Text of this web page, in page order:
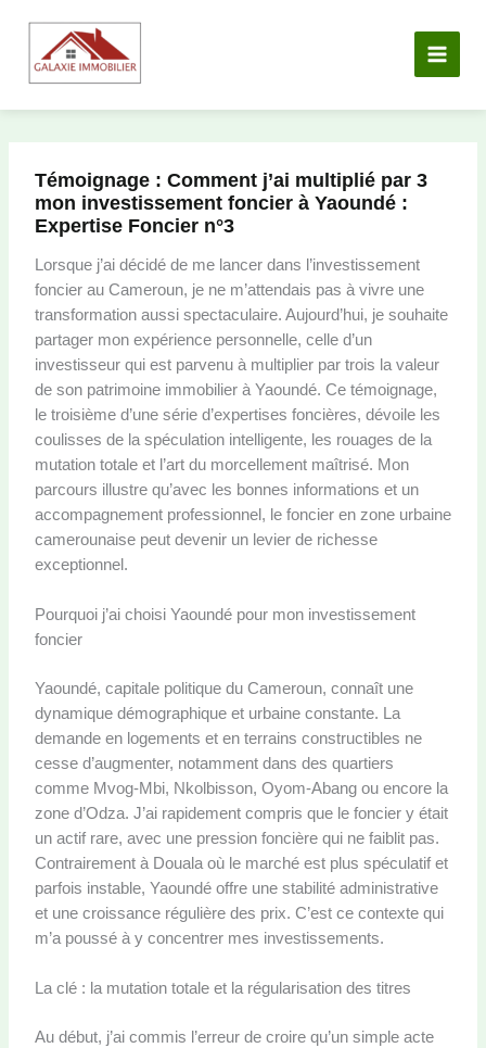
contenu
Témoignage : Comment j’ai multiplié par 3
mon investissement foncier à Yaoundé :
Expertise Foncier n°3
Lorsque j’ai décidé de me lancer dans l’investissement
foncier au Cameroun, je ne m’attendais pas à vivre une
transformation aussi spectaculaire. Aujourd’hui, je souhaite
partager mon expérience personnelle, celle d’un
investisseur qui est parvenu à multiplier par trois la valeur
de son patrimoine immobilier à Yaoundé. Ce témoignage,
le troisième d’une série d’expertises foncières, dévoile les
coulisses de la spéculation intelligente, les rouages de la
mutation totale et l’art du morcellement maîtrisé. Mon
parcours illustre qu’avec les bonnes informations et un
accompagnement professionnel, le foncier en zone urbaine
camerounaise peut devenir un levier de richesse
exceptionnel.
Pourquoi j’ai choisi Yaoundé pour mon investissement
foncier
Yaoundé, capitale politique du Cameroun, connaît une
dynamique démographique et urbaine constante. La
demande en logements et en terrains constructibles ne
cesse d’augmenter, notamment dans des quartiers
comme Mvog-Mbi, Nkolbisson, Oyom-Abang ou encore la
zone d’Odza. J’ai rapidement compris que le foncier y était
un actif rare, avec une pression foncière qui ne faiblit pas.
Contrairement à Douala où le marché est plus spéculatif et
parfois instable, Yaoundé offre une stabilité administrative
et une croissance régulière des prix. C’est ce contexte qui
m’a poussé à y concentrer mes investissements.
La clé : la mutation totale et la régularisation des titres
Au début, j’ai commis l’erreur de croire qu’un simple acte